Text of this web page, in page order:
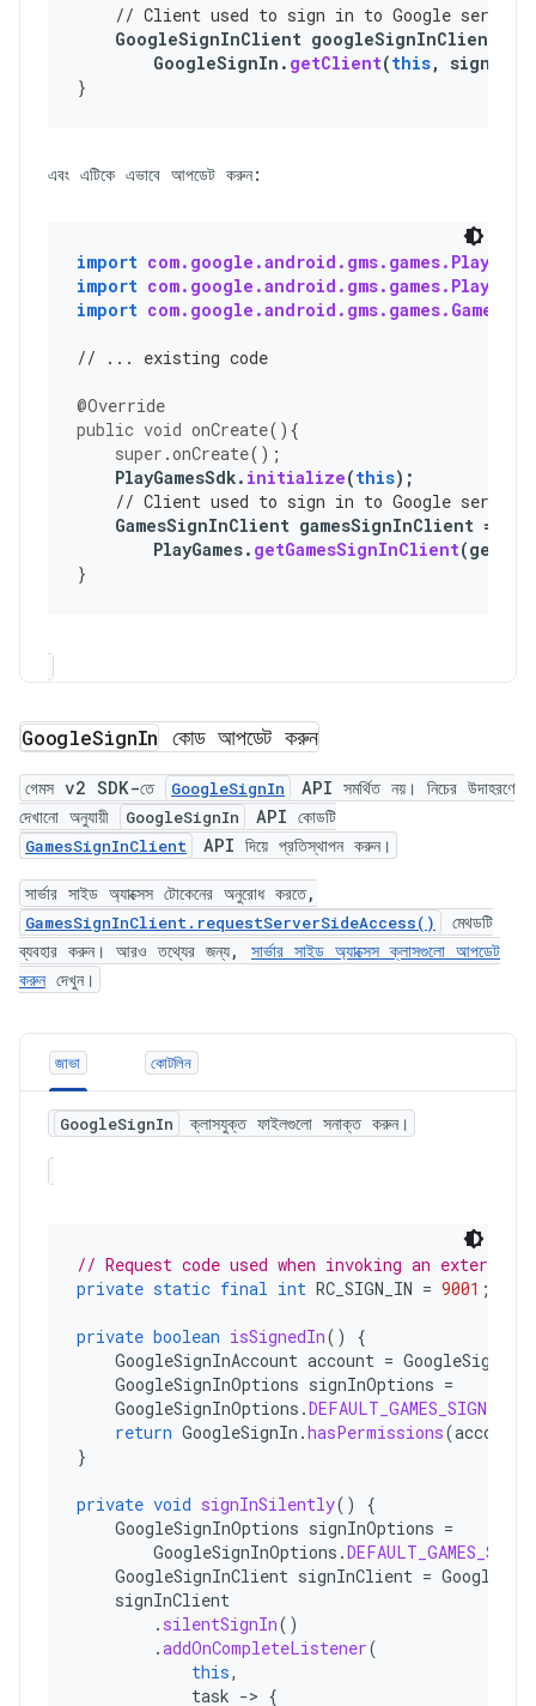
// Client used to sign in to Google services
GoogleSignInClient googleSignInClient
GoogleSignIn . getClient(this,
}
এবং এটিকে এভাবে আপডেট করুন:
import
import
import
// ... existing code
@Override
public void onCreate(){
super .onCreate();
PlayGamesSdk. initialize(this);
// Client used to sign in to Google services
GamesSignInClient gamesSignInClient =
PlayGames. getGamesSignInClient(
}
GoogleSignIn কোড আপডেট করুন
গেমস v2 SDK-তে GoogleSignIn
API সমর্থিত নয়। নিচের উদাহরণে
দেখানো অনুযায়ী
GoogleSignIn API কোডটি
GamesSignInClient API দিয়ে প্রতিস্থাপন করুন।
সার্ভার সাইড অ্যাক্সেস টোকেনের অনুরোধ করতে,
GamesSignInClient.requestServerSideAccess()
মেথডটি
ব্যবহার করুন। আরও তথ্যের জন্য, সার্ভার সাইড অ্যাক্সেস ক্লাসগুলো আপডেট
করুনদেখুন।
জাভা কোটলিন
GoogleSignIn ক্লাসযুক্ত ফাইলগুলো সনাক্ত করুন।
// Request code used when invoking an
private static final int RC_SIGN_IN = 9001 ;
private boolean isSignedIn()
{
GoogleSignInAccount account = GoogleSignIn
GoogleSignInOptions signInOptions =
GoogleSignInOptions .DEFAULT_GAMES_SIGN_IN
return GoogleSignIn .hasPermissions(account
}
private void signInSilently()
{
GoogleSignInOptions signInOptions =
GoogleSignInOptions .
GoogleSignInClient signInClient =
signInClient
. silentSignIn()
.addOnCompleteListener(
this,
task -> {